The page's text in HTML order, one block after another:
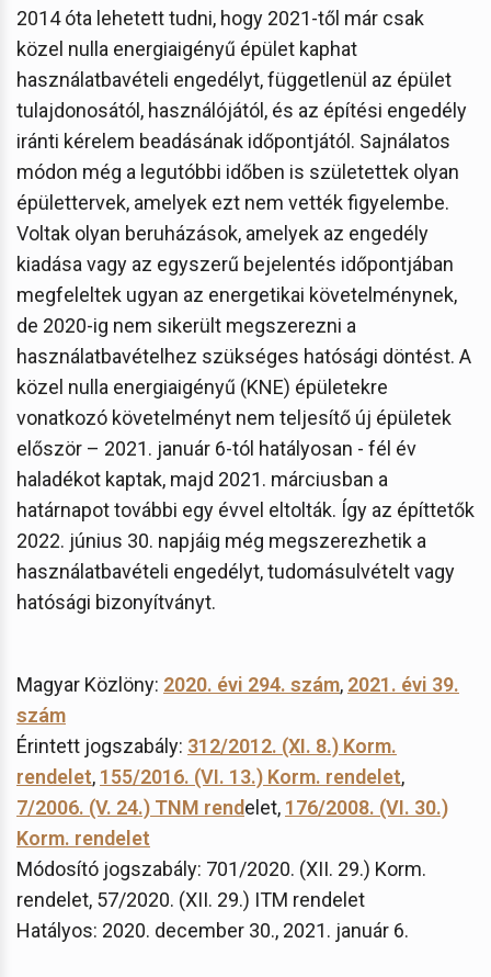
2014 óta lehetett tudni, hogy 2021-től már csak
közel nulla energiaigényű épület kaphat
használatbavételi engedélyt, függetlenül az épület
tulajdonosától, használójától, és az építési engedély
iránti kérelem beadásának időpontjától. Sajnálatos
módon még a legutóbbi időben is születettek olyan
épülettervek, amelyek ezt nem vették figyelembe.
Voltak olyan beruházások, amelyek az engedély
kiadása vagy az egyszerű bejelentés időpontjában
megfeleltek ugyan az energetikai követelménynek,
de 2020-ig nem sikerült megszerezni a
használatbavételhez szükséges hatósági döntést. A
közel nulla energiaigényű (KNE) épületekre
vonatkozó követelményt nem teljesítő új épületek
először – 2021. január 6-tól hatályosan - fél év
haladékot kaptak, majd 2021. márciusban a
határnapot további egy évvel eltolták. Így az építtetők
2022. június 30. napjáig még megszerezhetik a
használatbavételi engedélyt, tudomásulvételt vagy
hatósági bizonyítványt.
Magyar Közlöny: 2020. évi 294. szám, 2021. évi 39.
szám
Érintett jogszabály: 312/2012. (XI. 8.) Korm.
rendelet, 155/2016. (VI. 13.) Korm. rendelet,
7/2006. (V. 24.) TNM rendelet, 176/2008. (VI. 30.)
Korm. rendelet
Módosító jogszabály: 701/2020. (XII. 29.) Korm.
rendelet, 57/2020. (XII. 29.) ITM rendelet
Hatályos: 2020. december 30., 2021. január 6.